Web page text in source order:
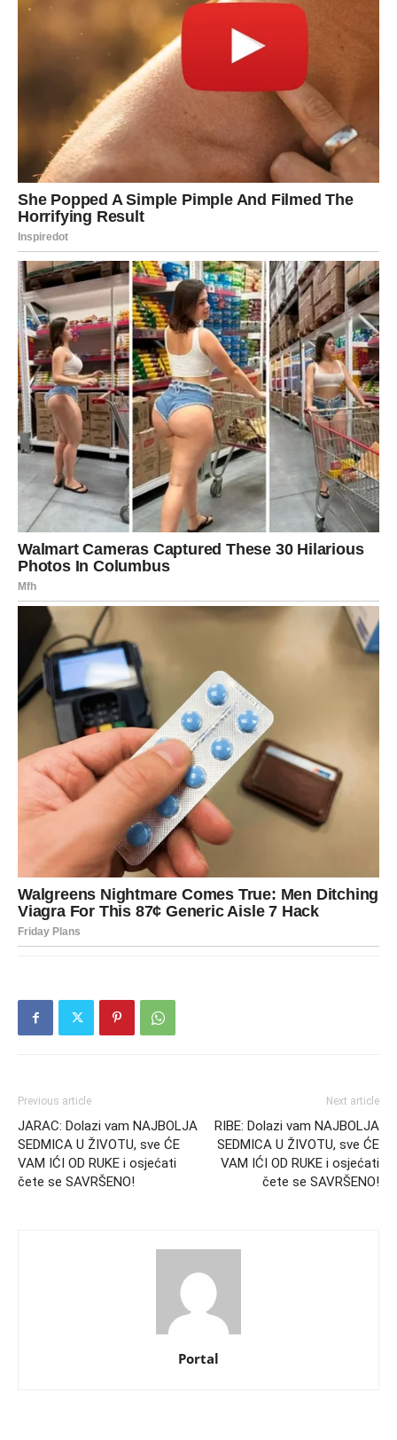
Previous article
JARAC: Dolazi vam NAJBOLJA
SEDMICA U ŽIVOTU, sve ĆE
VAM IĆI OD RUKE i osjećati
čete se SAVRŠENO!
Next article
RIBE: Dolazi vam NAJBOLJA
SEDMICA U ŽIVOTU, sve ĆE
VAM IĆI OD RUKE i osjećati
čete se SAVRŠENO!
Portal